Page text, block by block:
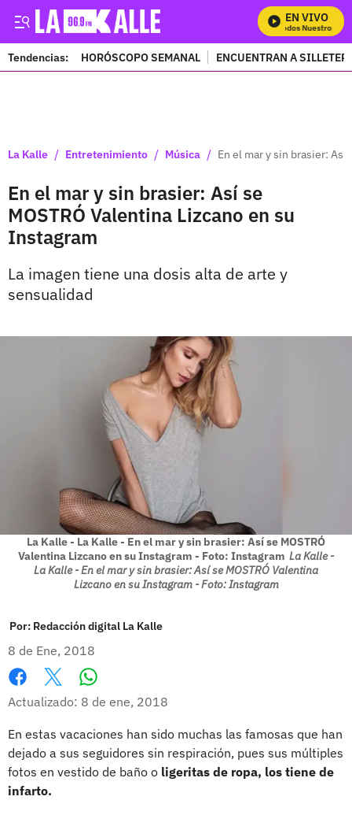
EN VIVO
Mira Todos Nuestros
Tendencias: HORÓSCOPO SEMANAL ENCUENTRAN A
La Kalle / Entretenimiento / Música / En el mar y sin brasier: Así
En el mar y sin brasier: Así se
MOSTRÓ Valentina Lizcano en su
Instagram
La imagen tiene una dosis alta de arte y
sensualidad
La Kalle - La Kalle - En el mar y sin brasier: Así se MOSTRÓ
Valentina Lizcano en su Instagram - Foto: Instagram La Kalle -
La Kalle - En el mar y sin brasier: Así se MOSTRÓ Valentina
Lizcano en su Instagram - Foto: Instagram
Por: Redacción digital La Kalle
8 de Ene, 2018
Facebook
X
Actualizado: 8 de ene, 2018
En estas vacaciones han sido muchas las famosas que han
dejado a sus seguidores sin respiración, pues sus múltiples
fotos en vestido de baño o ligeritas de ropa, los tiene de
infarto.